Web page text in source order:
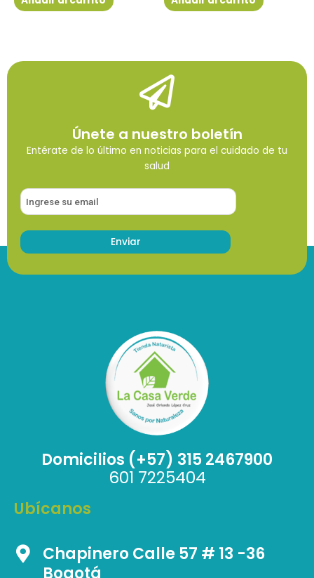
5
5
Únete a nuestro boletín
Entérate de lo último en noticias para el cuidado de tu
salud
Domicilios (+57) 315 2467900
601 7225404
Ubícanos
Chapinero Calle 57 # 13 -36
Bogotá